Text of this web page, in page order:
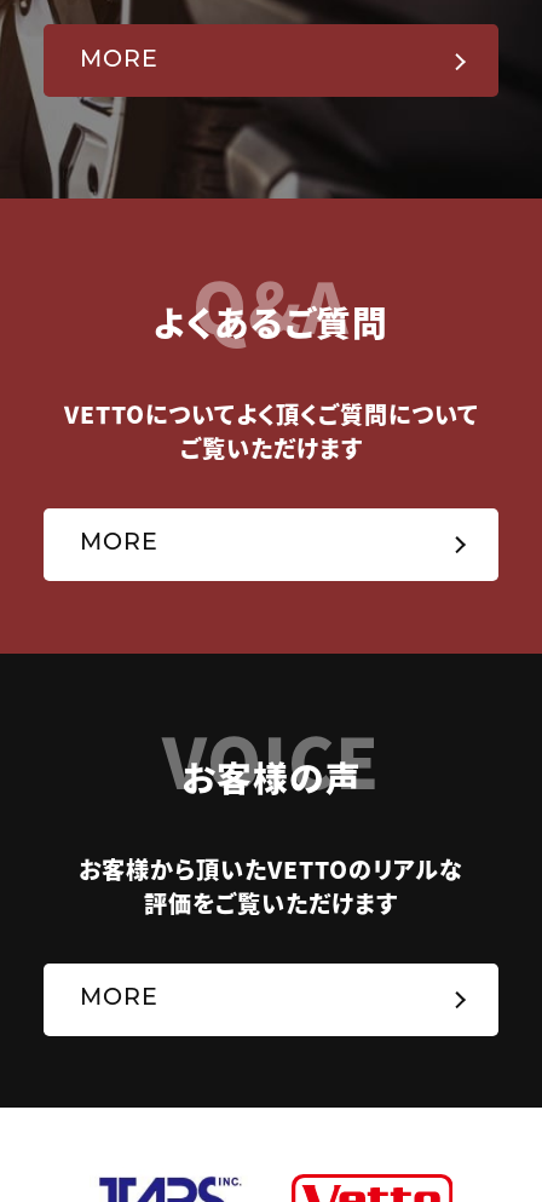
MORE
Q&A
よくあるご質問
VETTOについてよく頂くご質問について
ご覧いただけます
MORE
VOICE
お客様の声
お客様から頂いたVETTOのリアルな
評価をご覧いただけます
MORE